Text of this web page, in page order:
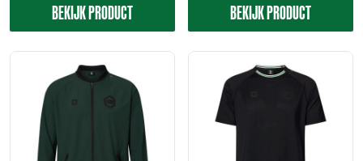
BEKIJK PRODUCT BEKIJK PRODUCT